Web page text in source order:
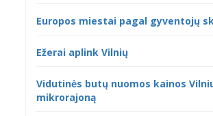
Europos miestai pagal gyventojų
Ežerai aplink Vilnių
Vidutinės butų nuomos kainos
mikrorajoną